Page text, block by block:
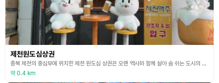
제천원도심상권
충북 제천의 중심부에 위치한 제천 원도심 상권은 오랜 역사와 함께 살아 숨 쉬는 도시의 심장이자 과거 상권의 중심지로서 지역 주민들의 삶을 지탱하는 전통과 현대가 조화롭게 어우러지는 공간이다. 좁은 골목골목을 따라 걷다 보면, 세월의 흔적이 느껴지는 오래된 간판과 함께 현대적인 감각으로 새롭게 탈바꿈한 상점들이 즐비하고 전통시장 특유의 정겨움은 물론, MZ세대를 위한 트렌디한 공유주방 ‘모아키친’과 감성적인 카페, 독립서점, 수제 공방 등 새로운 공간들
약 0.4 km